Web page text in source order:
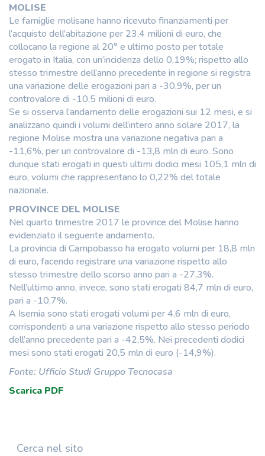
MOLISE
Le famiglie molisane hanno ricevuto finanziamenti per
l’acquisto dell’abitazione per 23,4 milioni di euro, che
collocano la regione al 20° e ultimo posto per totale
erogato in Italia, con un’incidenza dello 0,19%; rispetto allo
stesso trimestre dell’anno precedente in regione si registra
una variazione delle erogazioni pari a -30,9%, per un
controvalore di -10,5 milioni di euro.
Se si osserva l’andamento delle erogazioni sui 12 mesi, e si
analizzano quindi i volumi dell’intero anno solare 2017, la
regione Molise mostra una variazione negativa pari a
-11,6%, per un controvalore di -13,8 mln di euro. Sono
dunque stati erogati in questi ultimi dodici mesi 105,1 mln di
euro, volumi che rappresentano lo 0,22% del totale
nazionale.
PROVINCE DEL MOLISE
Nel quarto trimestre 2017 le province del Molise hanno
evidenziato il seguente andamento.
La provincia di Campobasso ha erogato volumi per 18,8 mln
di euro, facendo registrare una variazione rispetto allo
stesso trimestre dello scorso anno pari a -27,3%.
Nell’ultimo anno, invece, sono stati erogati 84,7 mln di euro,
pari a -10,7%.
A Isernia sono stati erogati volumi per 4,6 mln di euro,
corrispondenti a una variazione rispetto allo stesso periodo
dell’anno precedente pari a -42,5%. Nei precedenti dodici
mesi sono stati erogati 20,5 mln di euro (-14,9%).
Fonte: Ufficio Studi Gruppo Tecnocasa
Scarica PDF
Cerca nel sito